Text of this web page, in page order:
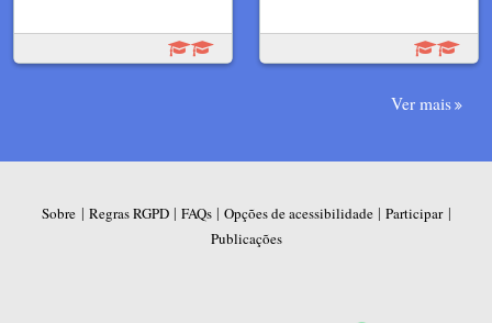
Ver mais
Sobre | Regras RGPD| FAQs| Opções de acessibilidade| Participar|
Publicações